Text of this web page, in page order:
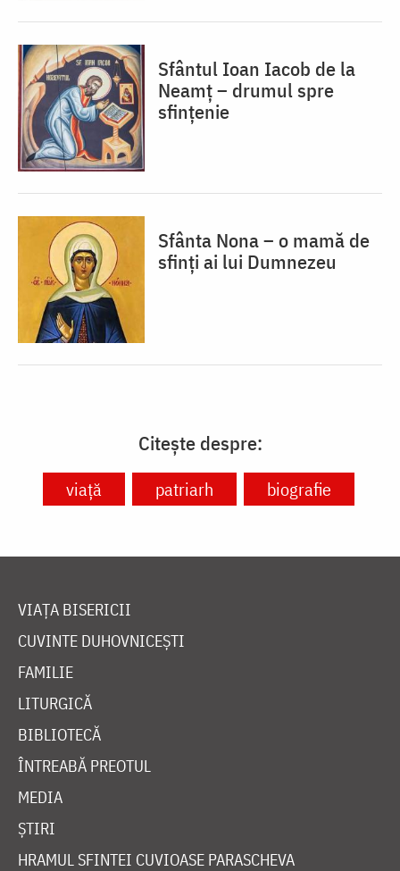
Sfântul Ioan Iacob de la
Neamț – drumul spre
sfințenie
Sfânta Nona – o mamă de
sfinți ai lui Dumnezeu
Citește despre:
viață patriarh biografie
VIAȚA BISERICII
CUVINTE DUHOVNICEȘTI
FAMILIE
LITURGICĂ
BIBLIOTECĂ
ÎNTREABĂ PREOTUL
MEDIA
ȘTIRI
HRAMUL SFINTEI CUVIOASE PARASCHEVA